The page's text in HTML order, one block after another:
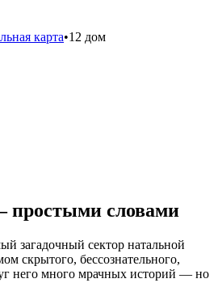
карта•12 дом
простыми словами
загадочный сектор натальной
скрытого, бессознательного,
него много мрачных историй — но